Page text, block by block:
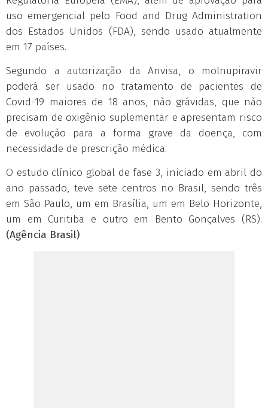
uso emergencial pelo Food and Drug Administration
dos Estados Unidos (FDA), sendo usado atualmente
em 17 países.
Segundo a autorização da Anvisa, o molnupiravir
poderá ser usado no tratamento de pacientes de
Covid-19 maiores de 18 anos, não grávidas, que não
precisam de oxigênio suplementar e apresentam risco
de evolução para a forma grave da doença, com
necessidade de prescrição médica.
O estudo clínico global de fase 3, iniciado em abril do
ano passado, teve sete centros no Brasil, sendo três
em São Paulo, um em Brasília, um em Belo Horizonte,
um em Curitiba e outro em Bento Gonçalves (RS).
(Agência Brasil)